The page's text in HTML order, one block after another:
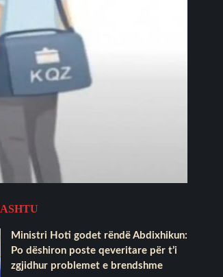
Ministri Hoti godet rëndë Abdixhikun:
Po dëshiron poste qeveritare për t’i
zgjidhur problemet e brendshme